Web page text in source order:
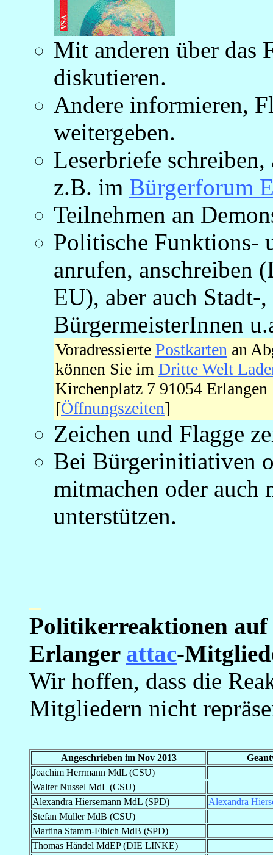
Mit anderen über das
diskutieren.
Andere informieren,
weitergeben.
Leserbriefe
z.B. im Bürgerforum
Teilnehmen an
Politische Funktions-
anrufen, anschreiben
EU), aber auch
BürgermeisterInnen
Voradressierte Postkarten an
können Sie im Dritte Welt
Kirchenplatz 7 91054 Erlangen
[Öffnungszeiten]
Zeichen und Flagge
Bei Bürgerinitiativen
mitmachen oder auch
unterstützen.
Politikerreaktionen
Erlanger attac-
Wir hoffen, dass die
Mitgliedern nicht
Angeschrieben im Nov 2013
Joachim Herrmann MdL (CSU)
Walter Nussel MdL (CSU)
Alexandra Hiersemann MdL (SPD)
Alexandra
Stefan Müller MdB (CSU)
Martina Stamm-Fibich MdB (SPD)
Thomas Händel MdEP (DIE LINKE)